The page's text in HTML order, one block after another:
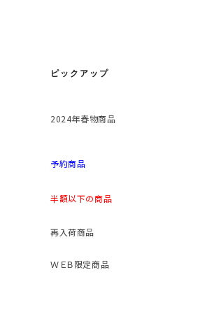
ピックアップ
2024年春物商品
予約商品
半額以下の商品
再入荷商品
ＷＥＢ限定商品